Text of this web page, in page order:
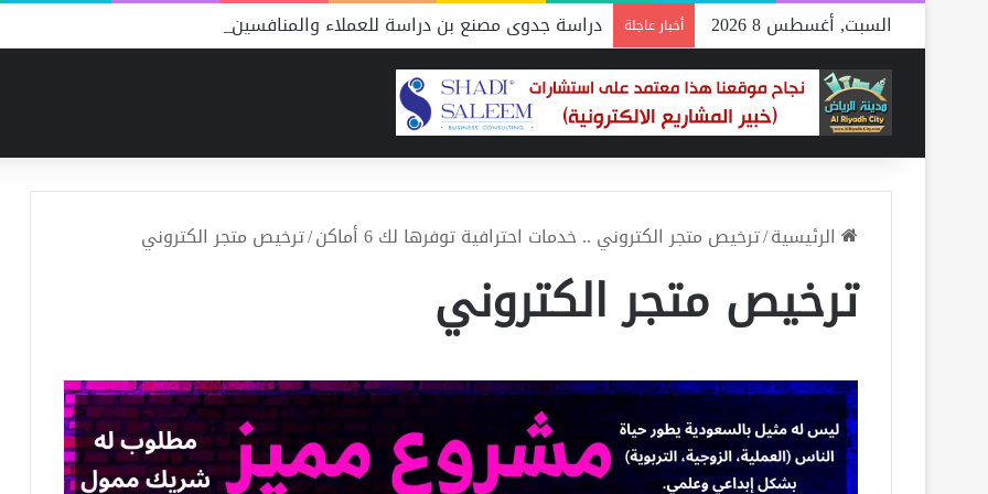
السبت, أغسطس 8 2026 أخبار عاجلة دراسة جدوى مصنع بن دراسة للعملاء والمنافسين
الرئيسية/ترخيص متجر الكتروني .. خدمات احترافية توفرها لك 6 أماكن /ترخيص متجر الكتروني
ترخيص متجر الكتروني